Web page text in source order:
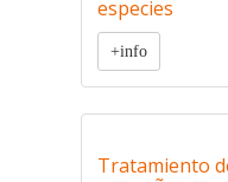
especies
+info
Tratamiento